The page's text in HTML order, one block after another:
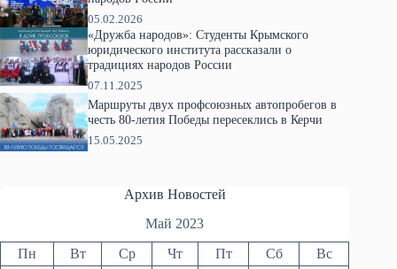
05.02.2026
«Дружба народов»: Студенты Крымского
юридического института рассказали о
традициях народов России
07.11.2025
Маршруты двух профсоюзных автопробегов в
честь 80-летия Победы пересеклись в Керчи
15.05.2025
Архив Новостей
Май 2023
Пн Вт Ср Чт Пт Сб
Вс